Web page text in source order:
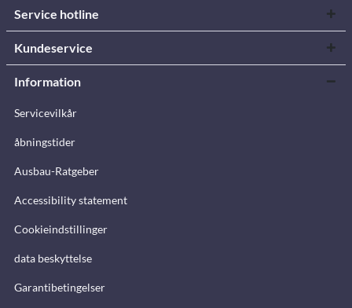
Service hotline
Kundeservice
Information
Servicevilkår
åbningstider
Ausbau-Ratgeber
Accessibility statement
Cookieindstillinger
data beskyttelse
Garantibetingelser